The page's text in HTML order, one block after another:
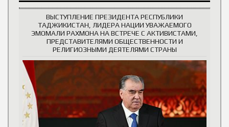
ВЫСТУПЛЕНИЕ ПРЕЗИДЕНТА РЕСПУБЛИКИ
ТАДЖИКИСТАН, ЛИДЕРА НАЦИИ УВАЖАЕМОГО
ЭМОМАЛИ РАХМОНА НА ВСТРЕЧЕ С АКТИВИСТАМИ,
ПРЕДСТАВИТЕЛЯМИ ОБЩЕСТВЕННОСТИ И
РЕЛИГИОЗНЫМИ ДЕЯТЕЛЯМИ СТРАНЫ